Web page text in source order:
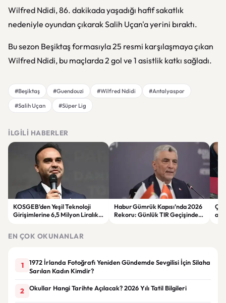
Wilfred Ndidi, 86. dakikada yaşadığı hafif sakatlık
nedeniyle oyundan çıkarak Salih Uçan'a yerini bıraktı.
Bu sezon Beşiktaş formasıyla 25 resmi karşılaşmaya çıkan
Wilfred Ndidi, bu maçlarda 2 gol ve 1 asistlik katkı sağladı.
#Beşiktaş #Guendouzi #Wilfred Ndidi
#Antalyaspor
#Salih Uçan
#Süper Lig
İLGILI HABERLER
KOSGEB’den Yeşil Teknoloji
Girişimlerine 6,5 Milyon Liralık
Habur Gümrük Kapısı’nda 2026
Rekoru: Günlük TIR Geçişinde
Çin
EN ÇOK OKUNANLAR
1
1972 İrlanda Fotoğrafı Yeniden Gündemde Sevgilisi İçin Silaha
Sarılan Kadın Kimdir?
2 Okullar Hangi Tarihte Açılacak? 2026 Yılı Tatil Bilgileri